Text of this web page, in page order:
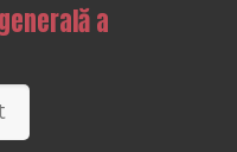
a